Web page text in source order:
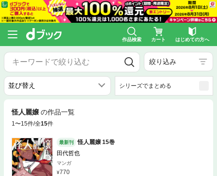
作品検索 カート はじめての方へ
絞り込み
シリーズでまとめる
怪人麗嬢 の作品一覧
1〜15件/全15件
最新刊
怪人麗嬢 15巻
田代哲也
マンガ
770